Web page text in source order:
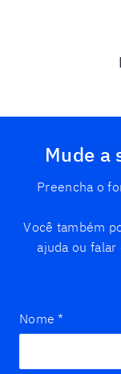
Mude a
Preencha o
Você também
ajuda ou
Nome *